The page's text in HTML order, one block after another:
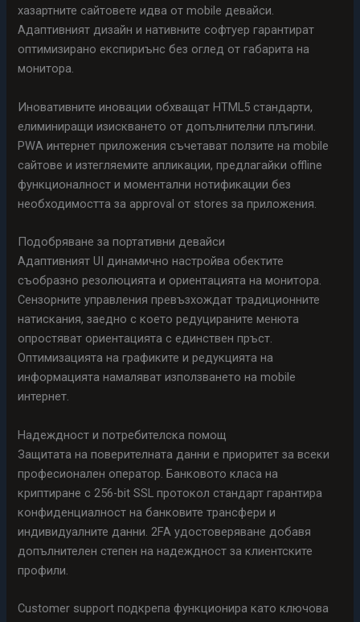
хазартните сайтовете идва от mobile девайси.
Адаптивният дизайн и нативните софтуер гарантират
оптимизирано експириънс без оглед от габарита на
монитора.
Иновативните иновации обхващат HTML5 стандарти,
елиминиращи изискването от допълнителни плъгини.
PWA интернет приложения съчетават ползите на mobile
сайтове и изтегляемите апликации, предлагайки offline
функционалност и моментални нотификации без
необходимостта за approval от stores за приложения.
Подобряване за портативни девайси
Адаптивният UI динамично настройва обектите
съобразно резолюцията и ориентацията на монитора.
Сензорните управления превъзхождат традиционните
натискания, заедно с което редуцираните менюта
опростяват ориентацията с единствен пръст.
Оптимизацията на графиките и редукцията на
информацията намаляват използването на mobile
интернет.
Надеждност и потребителска помощ
Защитата на поверителната данни е приоритет за всеки
професионален оператор. Банковото класа на
криптиране с 256-bit SSL протокол стандарт гарантира
конфиденциалност на банковите трансфери и
индивидуалните данни. 2FA удостоверяване добавя
допълнителен степен на надеждност за клиентските
профили.
Customer support подкрепа функционира като ключова